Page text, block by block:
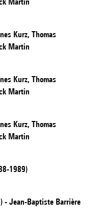
Kurz, Thomas
Martin
Kurz, Thomas
Martin
Kurz, Thomas
Martin
1989)
- Jean-Baptiste Barrière